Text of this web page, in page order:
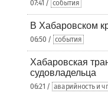
07:41 / события
В Хабаровском
06:50 / события
Хабаровская
судовладельца
06:21 / аварийность и